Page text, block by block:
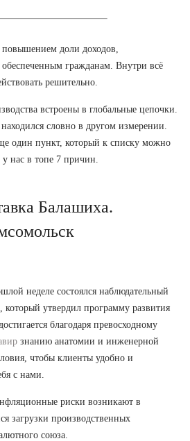
доли доходов,
гражданам. Внутри всё
решительно.
встроены в глобальные цепочки.
словно в другом измерении.
один пункт, который к списку можно
нас в топе 7 причин.
Балашиха.
неделе состоялся наблюдательный
утвердил программу развития
благодаря превосходному
знанию анатомии и инженерной
чтобы клиенты удобно и
с нами.
риски возникают в
загрузки производственных
союза.